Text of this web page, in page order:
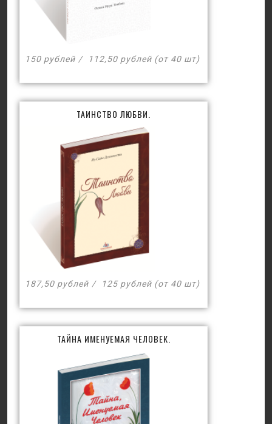
150 рублей 112,50 рублей (от 40 шт)
ТАИНСТВО ЛЮБВИ.
187,50 рублей 125 рублей (от 40 шт)
ТАЙНА ИМЕНУЕМАЯ ЧЕЛОВЕК.